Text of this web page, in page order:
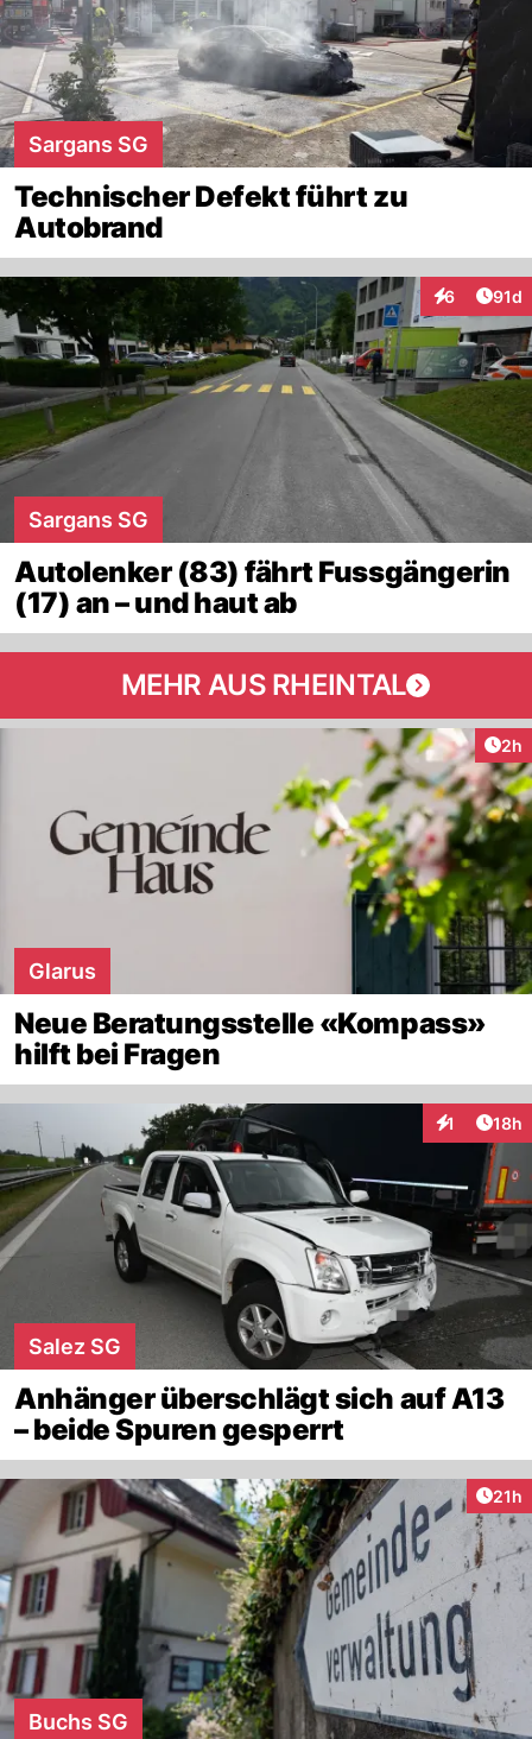
Sargans SG
Technischer Defekt führt zu
Autobrand
6
Interaktionen
91d
Sargans SG
Autolenker (83) fährt Fussgängerin
(17) an – und haut ab
MEHR AUS RHEINTAL
2h
Glarus
Neue Beratungsstelle «Kompass»
hilft bei Fragen
1 18h
Salez SG
Anhänger überschlägt sich auf A13
– beide Spuren gesperrt
21h
Buchs SG